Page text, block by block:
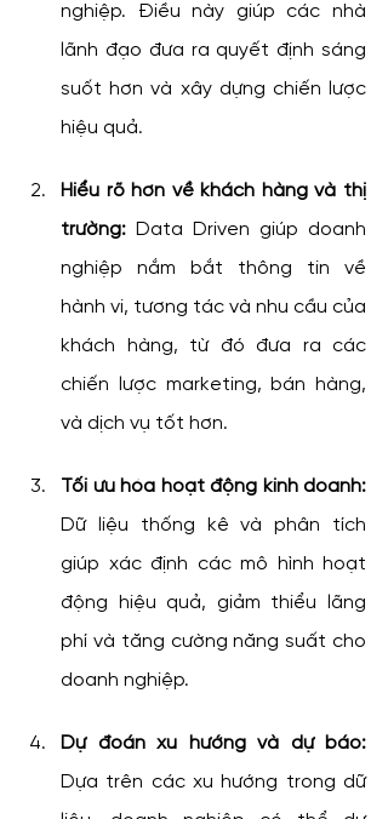
nghiệp. Điều này giúp các nhà
lãnh đạo đưa ra quyết định sáng
suốt hơn và xây dựng chiến lược
hiệu quả.
Hiểu rõ hơn về khách hàng và thị
trường: Data Driven giúp doanh
nghiệp nắm bắt thông tin về
hành vi, tương tác và nhu cầu của
khách hàng, từ đó đưa ra các
chiến lược marketing, bán hàng,
và dịch vụ tốt hơn.
Tối ưu hóa hoạt động kinh doanh:
Dữ liệu thống kê và phân tích
giúp xác định các mô hình hoạt
động hiệu quả, giảm thiểu lãng
phí và tăng cường năng suất cho
doanh nghiệp.
Dự đoán xu hướng và dự báo:
Dựa trên các xu hướng trong dữ